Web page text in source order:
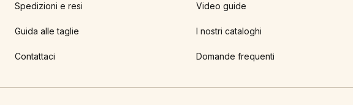
Spedizioni e resi
Guida alle taglie
Contattaci
Video guide
I nostri cataloghi
Domande frequenti